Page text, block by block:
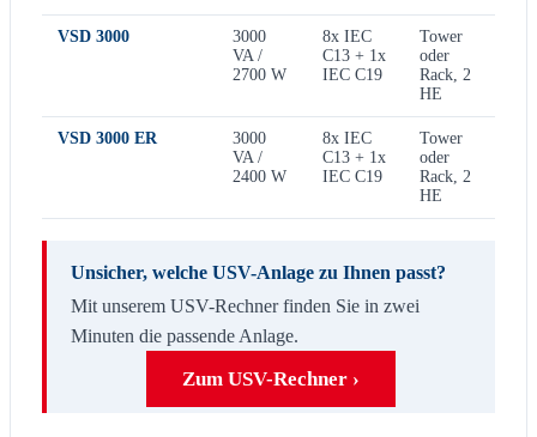
VSD 3000
3000
VA /
2700 W
8x IEC
C13 + 1x
IEC C19
Tower
oder
Rack, 2
HE
VSD 3000 ER
3000
VA /
2400 W
8x IEC
C13 + 1x
IEC C19
Tower
oder
Rack, 2
HE
Unsicher, welche USV-Anlage zu Ihnen passt?
Mit unserem USV-Rechner finden Sie in zwei
Minuten die passende Anlage.
Zum USV-Rechner ›